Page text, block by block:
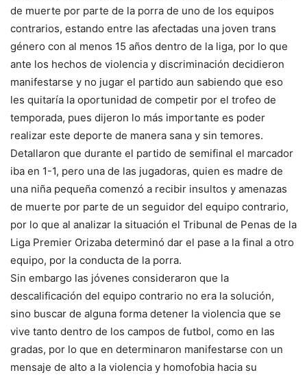
de muerte por parte de la porra de uno de los equipos
contrarios, estando entre las afectadas una joven trans
género con al menos 15 años dentro de la liga, por lo que
ante los hechos de violencia y discriminación decidieron
manifestarse y no jugar el partido aun sabiendo que eso
les quitaría la oportunidad de competir por el trofeo de
temporada, pues dijeron lo más importante es poder
realizar este deporte de manera sana y sin temores.
Detallaron que durante el partido de semifinal el marcador
iba en 1-1, pero una de las jugadoras, quien es madre de
una niña pequeña comenzó a recibir insultos y amenazas
de muerte por parte de un seguidor del equipo contrario,
por lo que al analizar la situación el Tribunal de Penas de la
Liga Premier Orizaba determinó dar el pase a la final a otro
equipo, por la conducta de la porra.
Sin embargo las jóvenes consideraron que la
descalificación del equipo contrario no era la solución,
sino buscar de alguna forma detener la violencia que se
vive tanto dentro de los campos de futbol, como en las
gradas, por lo que en determinaron manifestarse con un
mensaje de alto a la violencia y homofobia hacia su